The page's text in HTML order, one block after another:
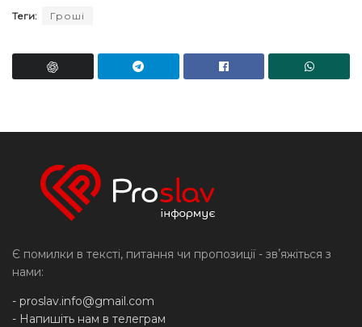
Теги: Гроші
Є помилки в тексті, питання чи пропозиції - звʼяжіться з
нами:
- proslav.info@gmail.com
- Напишіть нам в телеграм